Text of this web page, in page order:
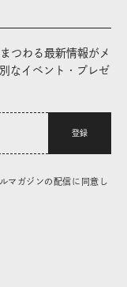
つわる最新情報がメ
なイベント・プレゼ
登録
マガジンの配信に同意し